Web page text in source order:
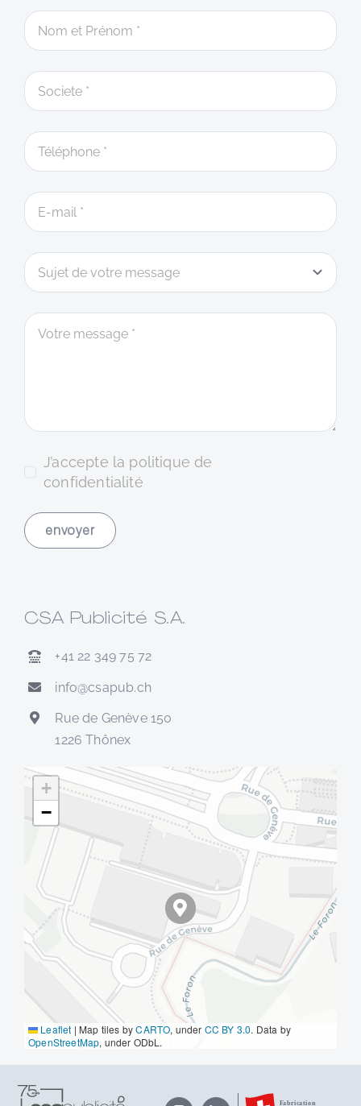
J’accepte la politique de
confidentialité
envoyer
CSA Publicité S.A.
+41 22 349 75 72
info@csapub.ch
Rue de Genève 150
1226 Thônex
+
−
Leaflet | Map tiles byCARTO, under CC BY 3.0. Data by
OpenStreetMap, under ODbL.